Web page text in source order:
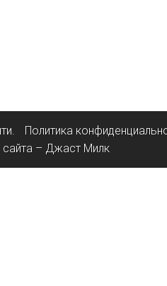
Политика
сайта – Джаст Милк